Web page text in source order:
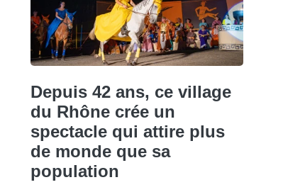
Depuis 42 ans, ce village
du Rhône crée un
spectacle qui attire plus
de monde que sa
population